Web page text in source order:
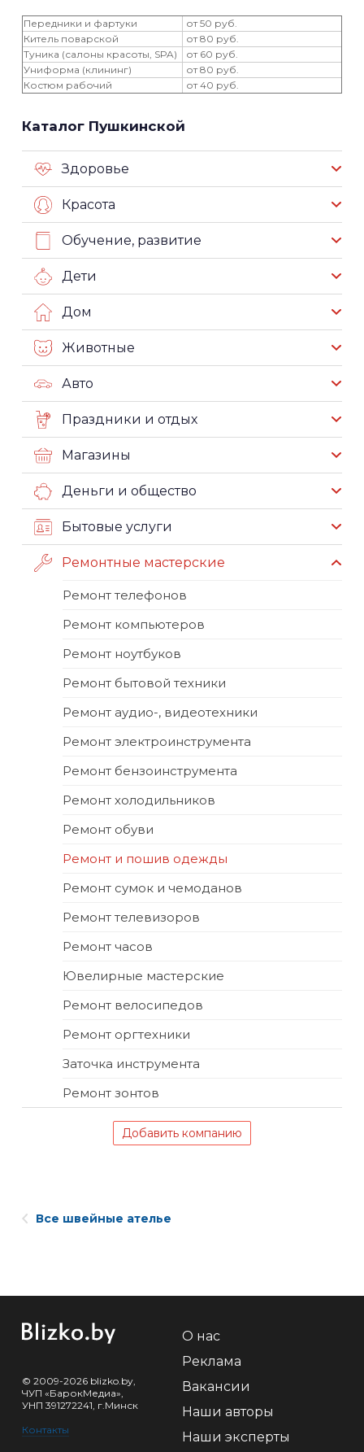
Передники и фартуки
от 50 руб.
Китель поварской
от 80 руб.
Туника (салоны красоты, SPA)
от 60 руб.
Униформа (клининг)
от 80 руб.
Костюм рабочий
от 40 руб.
Каталог Пушкинской
Здоровье
Красота
Обучение, развитие
Дети
Дом
Животные
Авто
Праздники и отдых
Магазины
Деньги и общество
Бытовые услуги
Ремонтные мастерские
Ремонт телефонов
Ремонт компьютеров
Ремонт ноутбуков
Ремонт бытовой техники
Ремонт аудио-, видеотехники
Ремонт электроинструмента
Ремонт бензоинструмента
Ремонт холодильников
Ремонт обуви
Ремонт и пошив одежды
Ремонт сумок и чемоданов
Ремонт телевизоров
Ремонт часов
Ювелирные мастерские
Ремонт велосипедов
Ремонт оргтехники
Заточка инструмента
Ремонт зонтов
Добавить компанию
Все швейные ателье
© 2009-2026 blizko.by,
ЧУП «БарокМедиа»,
УНП 391272241, г.Минск
Контакты
О нас
Реклама
Вакансии
Наши авторы
Наши эксперты